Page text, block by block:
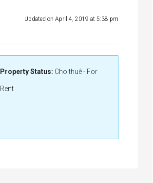
Updated on April 4, 2019 at 5:38 pm
Property Status: Cho thuê - For
Rent